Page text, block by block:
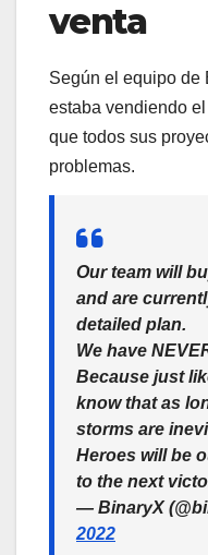
venta
Según el equipo de
estaba vendiendo
que todos sus
problemas.
Our team will
and are
detailed plan.
We have
Because just
know that as
storms are
Heroes will be
to the next
— BinaryX
2022